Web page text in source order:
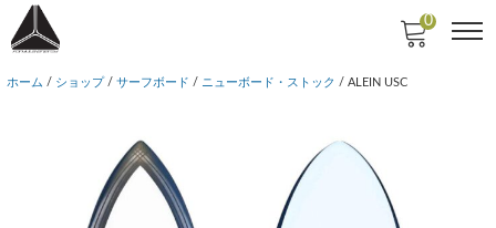
0
ホーム / ショップ / サーフボード / ニューボード・ストック / ALEIN USC